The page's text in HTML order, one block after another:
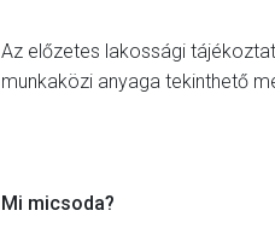
Az előzetes lakossági
munkaközi anyaga tekinthető
Mi micsoda?